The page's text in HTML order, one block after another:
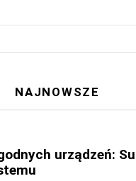
NAJNOWSZE
urządzeń: